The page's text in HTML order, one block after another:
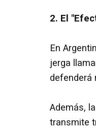
2. El
En
jerga
defenderá
Además,
transmite